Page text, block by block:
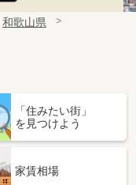
和歌山県
「住みたい街」
を見つけよう
家賃相場